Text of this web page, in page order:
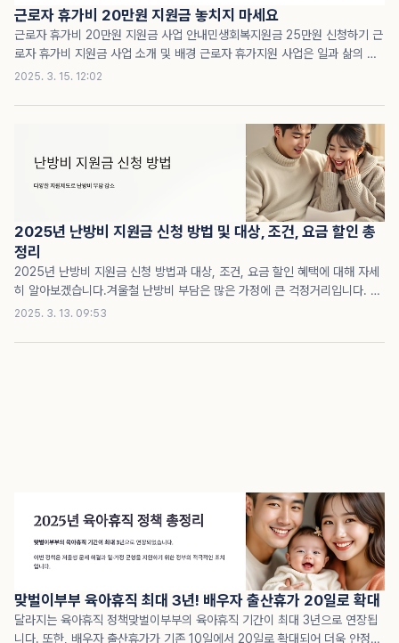
근로자 휴가비 20만원 지원금 놓치지 마세요
근로자 휴가비 20만원 지원금 사업 안내민생회복지원금 25만원 신청하기 근
로자 휴가비 지원금 사업 소개 및 배경 근로자 휴가지원 사업은 일과 삶의 균
형을 추구하는 현대 사회의 요구에 부응하여 문화체육관광부와 한국관광공사
첫 발을 내딛은 이 사업은 우리나라 근로자들의 건강한 휴식 문화를 조성하고,
동시에 국내 관광 산업을 활성화하는 일석이조의 효과를 목표로 하고 있습니
다.코로나19 이후 국내 관광의 중요성이 더욱 부각되는 시점에서, 이 사업은
근로자들의 국내 여행을 장려하고 지역 경제에 활력을 불어넣는 촉매제 역할
을 하고 있습니다. 특히 중소기업과 소상공인 등 상대적으로 복지 혜택이 부족
한 근로 환경에 있는 분들을 우선적으로 지원함으..
2025. 3. 15. 12:02
2025년 난방비 지원금 신청 방법 및 대상, 조건, 요금 할인 총
정리
2025년 난방비 지원금 신청 방법과 대상, 조건, 요금 할인 혜택에 대해 자세
히 알아보겠습니다.겨울철 난방비 부담은 많은 가정에 큰 걱정거리입니다. 이
에 정부는 다양한 난방비 지원 정책을 시행하고 있으며,2025년부터 지원 대
25만원 신청하기난방비 지원 대상 확대 2025년부터 난방비 지원 대상이 크
2025. 3. 13. 09:53
맞벌이부부 육아휴직 최대 3년! 배우자 출산휴가 20일로 확대
달라지는 육아휴직 정책맞벌이부부의 육아휴직 기간이 최대 3년으로 연장됩
니다. 또한, 배우자 출산휴가가 기존 10일에서 20일로 확대되어 더욱 안정적